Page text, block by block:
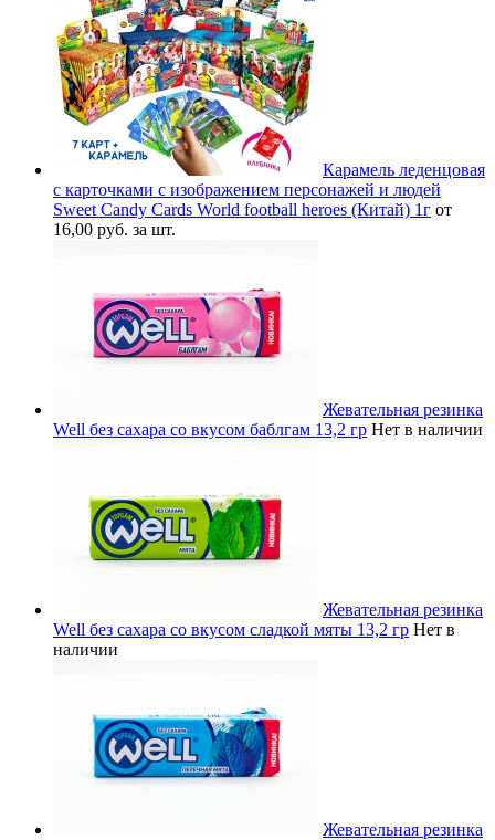
Карамель леденцовая
с карточками с изображением персонажей и людей
Sweet Candy Cards World football heroes (Китай) 1г от
16,00 руб. за шт.
Жевательная резинка
Well без сахара со вкусом баблгам 13,2 гр Нет в наличии
Жевательная резинка
Well без сахара со вкусом сладкой мяты 13,2 гр Нет в
наличии
Жевательная резинка